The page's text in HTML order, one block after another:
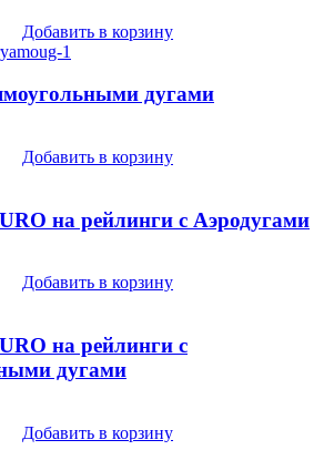
Добавить в корзину
дугами
Добавить в корзину
на рейлинги c Аэродугами
Добавить в корзину
на рейлинги c
дугами
Добавить в корзину